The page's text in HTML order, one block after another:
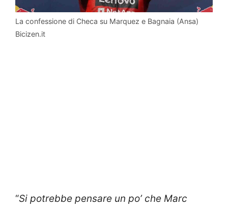
La confessione di Checa su Marquez e Bagnaia (Ansa)
Bicizen.it
“Si potrebbe pensare un po’ che Marc